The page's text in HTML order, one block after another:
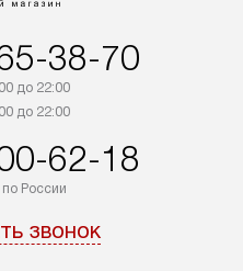
38-70
до 22:00
до 22:00
62-18
России
звонок